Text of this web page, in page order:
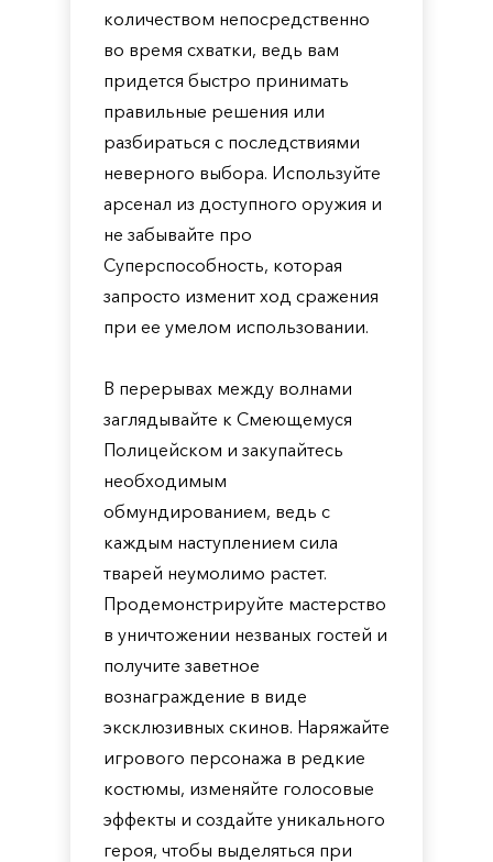
количеством непосредственно
во время схватки, ведь вам
придется быстро принимать
правильные решения или
разбираться с последствиями
неверного выбора. Используйте
арсенал из доступного оружия и
не забывайте про
Суперспособность, которая
запросто изменит ход сражения
при ее умелом использовании.
В перерывах между волнами
заглядывайте к Смеющемуся
Полицейском и закупайтесь
необходимым
обмундированием, ведь с
каждым наступлением сила
тварей неумолимо растет.
Продемонстрируйте мастерство
в уничтожении незваных гостей и
получите заветное
вознаграждение в виде
эксклюзивных скинов. Наряжайте
игрового персонажа в редкие
костюмы, изменяйте голосовые
эффекты и создайте уникального
героя, чтобы выделяться при